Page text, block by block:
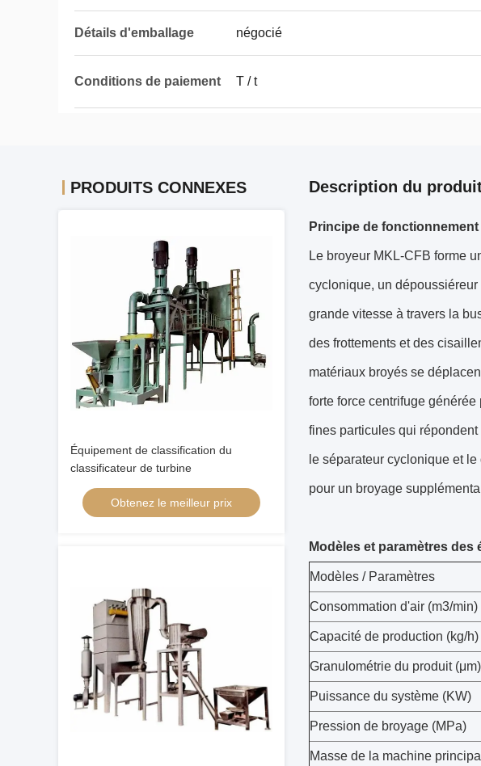
Détails d'emballage négocié
Conditions de paiement T / t
PRODUITS CONNEXES
Équipement de classification du
classificateur de turbine
Obtenez le meilleur prix
Description du
Principe de fonctionnement
Le broyeur MKL-CFB forme
cyclonique, un
grande vitesse à travers la
des frottements et des
matériaux broyés se
forte force centrifuge
fines particules qui
le séparateur cyclonique et
pour un broyage
Modèles et paramètres
Modèles / Paramètres
Consommation d'air (m3/min)
Capacité de production (kg/h)
Granulométrie du produit (μm)
Puissance du système (KW)
Pression de broyage (MPa)
Masse de la machine